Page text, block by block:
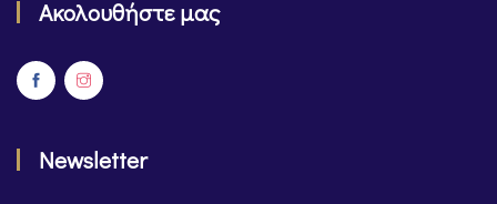
Ακολουθήστε μας
Newsletter